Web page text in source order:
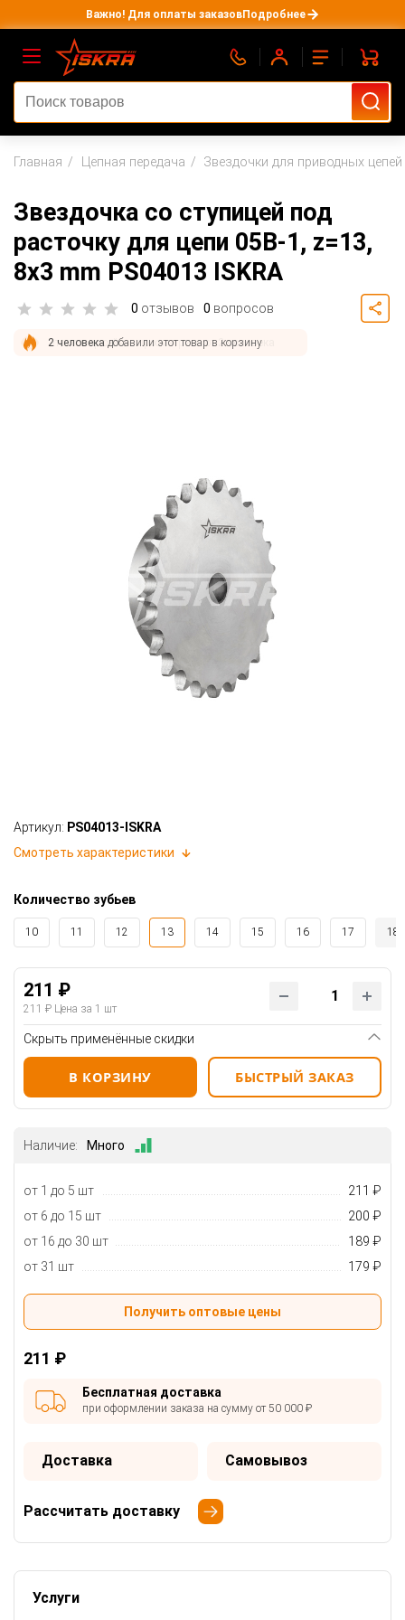
Важно! Для оплаты заказовПодробнее
Главная Цепная передача Звездочки для приводных цепей
Звездочка со ступицей под
расточку для цепи 05B-1, z=13,
8x3 mm PS04013 ISKRA
0 отзывов 0 вопросов
2 человека добавили этот товар в корзину
Артикул: PS04013-ISKRA
Смотреть характеристики
Количество зубьев
10 11 12 13 14 15 16 17 18
211 ₽
211 ₽ Цена за 1 шт
Скрыть применённые скидки
В КОРЗИНУ БЫСТРЫЙ ЗАКАЗ
Наличие: Много
от 1 до 5 шт
211 ₽
от 6 до 15 шт
200 ₽
от 16 до 30 шт
189 ₽
от 31 шт
179 ₽
Получить оптовые цены
211 ₽
Бесплатная доставка
при оформлении заказа на сумму от 50 000 ₽
Доставка Самовывоз
Рассчитать доставку
Услуги